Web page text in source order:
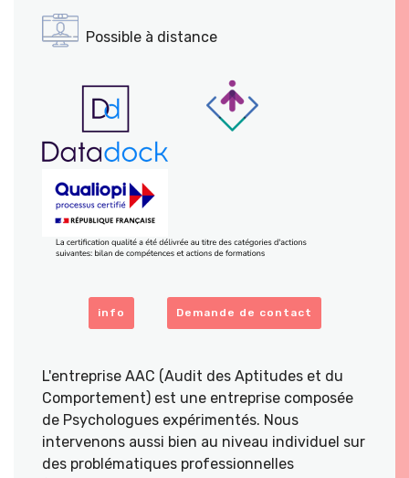
Possible à distance
info Demande de contact
L'entreprise AAC (Audit des Aptitudes et du
Comportement) est une entreprise composée
de Psychologues expérimentés. Nous
intervenons aussi bien au niveau individuel sur
des problématiques professionnelles